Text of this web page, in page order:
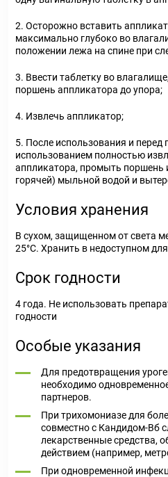
2. Осторожно вставить
максимально глубоко во
положении лежа на спине при
3. Ввести таблетку во
поршень аппликатора до упора;
4. Извлечь аппликатор;
5. После использования и
использованием полностью
аппликатора, промыть поршень
горячей) мыльной водой и
Условия хранения
В сухом, защищенном от света
25°С. Хранить в недоступном для
Срок годности
4 года. Не использовать
годности
Особые указания
Для предотвращения
необходимо
партнеров.
При трихомониазе для
совместно с Кандидом-Вб
лекарственные средства,
действием (например,
При одновременной